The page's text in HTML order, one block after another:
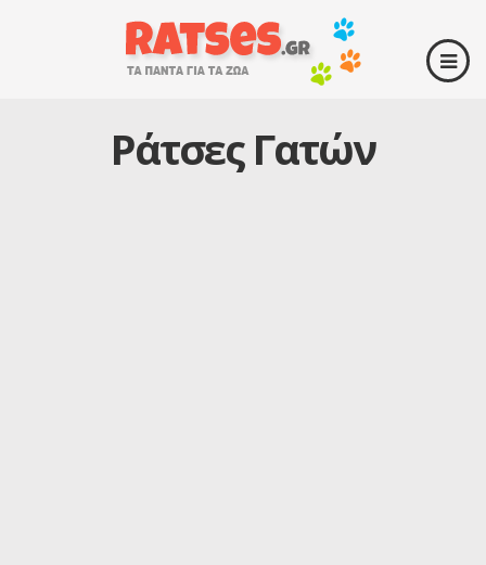
Ράτσες Γατών